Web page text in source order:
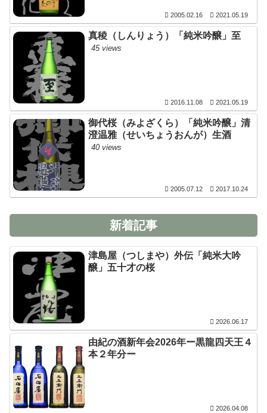
2005.02.16 2021.05.19
真稜（しんりょう）「純米吟醸」至
45 views
2016.11.08 2021.05.19
御代桜（みよざくら）「純米吟醸」清
澄温雅（せいちょうおんが）生酒
40 views
2005.07.12 2017.10.24
新着記事
津島屋（つしまや）外伝「純米大吟
醸」五十才の桜
2026.06.17
由紀の酒新年会2026年ー黒龍四天王４
本２年分ー
2026.04.08